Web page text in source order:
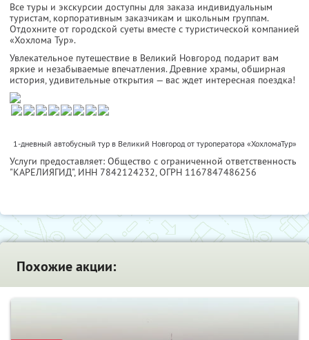
Все туры и экскурсии доступны для заказа индивидуальным
туристам, корпоративным заказчикам и школьным группам.
Отдохните от городской суеты вместе с туристической компанией
«Хохлома Тур».
Увлекательное путешествие в Великий Новгород подарит вам
яркие и незабываемые впечатления. Древние храмы, обширная
история, удивительные открытия — вас ждет интересная поездка!
1-дневный автобусный тур в Великий Новгород от туроператора «ХохломаТур»
Услуги предоставляет: Общество с ограниченной ответственность
"КАРЕЛИЯГИД", ИНН 7842124232, ОГРН 1167847486256
Похожие акции: